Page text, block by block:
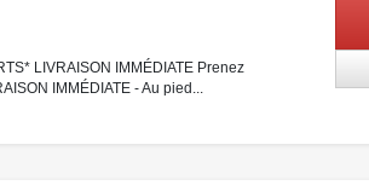
LIVRAISON IMMÉDIATE Prenez
IMMÉDIATE - Au pied...